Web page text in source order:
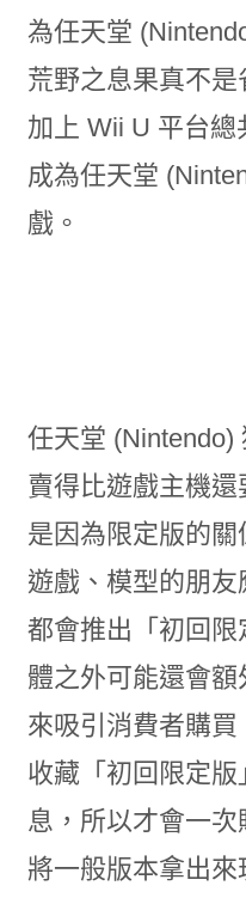
為任天堂
荒野之息果真不
加上 Wii U 平台總
成為任天堂
戲。
任天堂 (Nintendo)
賣得比遊戲主機
是因為限定版的
遊戲、模型的朋
都會推出「初回
體之外可能還會
來吸引消費者購
收藏「初回限定
息，所以才會一
將一般版本拿出